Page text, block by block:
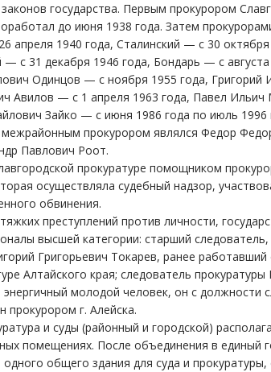
государства. Первым прокурором
до июня 1938 года. Затем
апреля 1940 года, Сталинский — с 30
— с 31 декабря 1946 года, Бондарь — с
Одинцов — с ноября 1955 года,
Авилов — с 1 апреля 1963 года, Павел
Зайко — с июня 1986 года по июль
межрайонным прокурором являлся Федор
Павлович Роот.
прокуратуре помощником
осуществляла судебный надзор,
обвинения.
преступлений против личности,
высшей категории: старший
Григорьевич Токарев, ранее
Алтайского края; следователь
молодой человек, он с должности
прокурором г. Алейска.
и суды (районный и городской)
помещениях. После объединения в единый
общего здания для суда и